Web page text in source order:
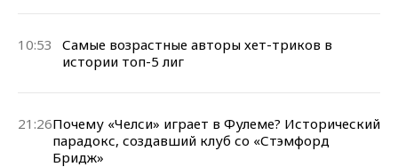
10:53
Самые возрастные авторы хет-триков в
истории топ-5 лиг
21:26Почему «Челси» играет в Фулеме? Исторический
парадокс, создавший клуб со «Стэмфорд
Бридж»